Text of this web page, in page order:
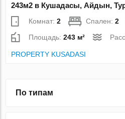
243м2 в Кушадасы, Айдын,
Комнат:2 Спален:2
Площадь:243 м²
PROPERTY KUSADASI
По типам